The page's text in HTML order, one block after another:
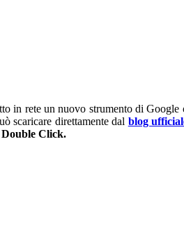
in rete un nuovo strumento di
scaricare direttamente dal blog
Double Click.